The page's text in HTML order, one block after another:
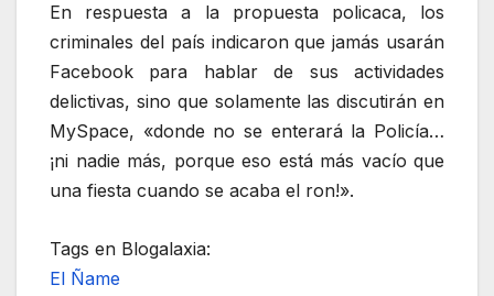
En respuesta a la propuesta policaca, los
criminales del país indicaron que jamás usarán
Facebook para hablar de sus actividades
delictivas, sino que solamente las discutirán en
MySpace, «donde no se enterará la Policía…
¡ni nadie más, porque eso está más vacío que
una fiesta cuando se acaba el ron!».
Tags en Blogalaxia:
El Ñame